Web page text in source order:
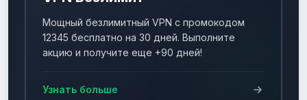
Мощный безлимитный VPN с промокодом
12345 бесплатно на 30 дней. Выполните
акцию и получите еще +90 дней!
Узнать больше